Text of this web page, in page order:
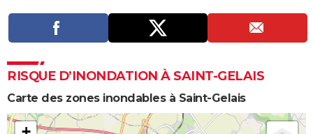
RISQUE D’INONDATION À SAINT-GELAIS
Carte des zones inondables à Saint-Gelais